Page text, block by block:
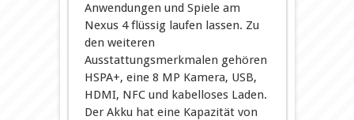
Anwendungen und Spiele am
Nexus 4 flüssig laufen lassen. Zu
den weiteren
Ausstattungsmerkmalen gehören
HSPA+, eine 8 MP Kamera, USB,
HDMI, NFC und kabelloses Laden.
Der Akku hat eine Kapazität von